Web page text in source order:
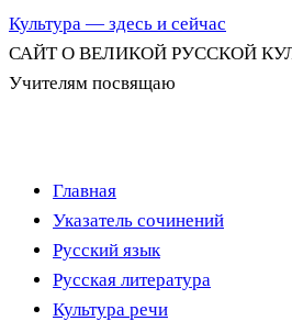
Культура — здесь и сейчас
САЙТ О ВЕЛИКОЙ РУССКОЙ
Учителям посвящаю
Перейти
содержимому
Главная
Указатель сочинений
Русский язык
Русская литература
Культура речи